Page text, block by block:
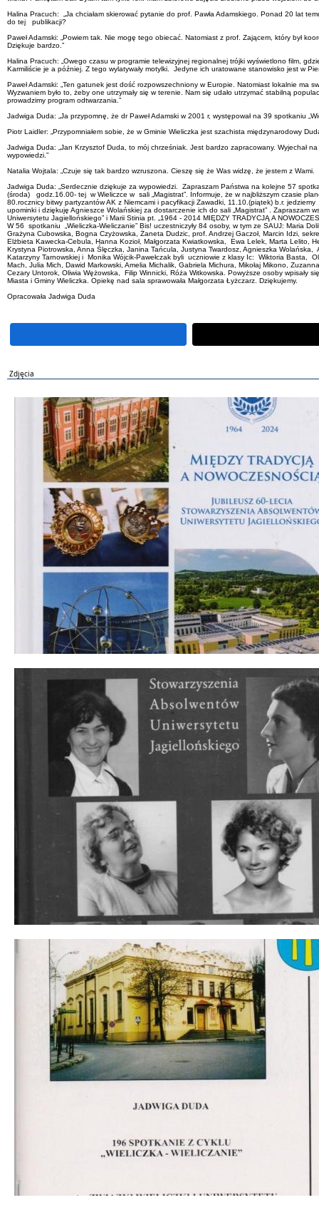
Halina Pracuch: „Ja chciałam skierować pytanie do prof. Pawła Adamskiego. Ponad 20 lat
do tej publikacji?
Paweł Adamski: „Powiem tak. Nie mogę tego obiecać. Natomiast z prof. Zającem, który był
Dziękuje bardzo.”
Halina Pracuch: „Owego czasu w programie telewizyjnej regionalnej trójki wyświetlono film,
Karmiliście je a później. Z tego wylatywały motylki. Jedyne ich uratowane stanowisko jest w
Paweł Adamski: „Ten gatunek jest dość rozpowszechniony w Europie. Natomiast lokalnie
Wyzwaniem było to, żeby one utrzymały się w terenie. Nam się udało utrzymać stabilną
prowadzimy program odtwarzania.”
Jadwiga Duda: „Ja przypomnę, że dr Paweł Adamski w 2001 r, występował na 39 spotkaniu
Piotr Laidler: „Przypomniałem sobie, że w Gminie Wieliczka jest szachista międzynarodowy
Jadwiga Duda: „Jan Krzysztof Duda, to mój chrześniak. Jest bardzo zapracowany. Wyjechał
wypowiedzi.”
Natalia Wojtala: „Czuje się tak bardzo wzruszona. Cieszę się że Was widzę, że jestem z
Jadwiga Duda: „Serdecznie dziękuje za wypowiedzi. Zapraszam Państwa na kolejne 57
(środa) godz.16.00- tej w Wieliczce w sali „Magistrat”. Informuje, że w najbliższym czasie
80.rocznicy bitwy partyzantów AK z Niemcami i pacyfikacji Zawadki, 11.10.(piątek) b.r.
upominki i dziękuję Agnieszce Wolańskiej za dostarczenie ich do sali „Magistrat” . Zapraszam
Uniwersytetu Jagiellońskiego” i Marii Stinia pt. „1964 - 2014 MIĘDZY TRADYCJĄ A
W 56 spotkaniu „Wieliczka-Wieliczanie” Bis! uczestniczyły 84 osoby, w tym ze SAUJ: Maria
Grażyna Cubowska, Bogna Czyżowska, Żaneta Dudzic, prof. Andrzej Gaczoł, Marcin Idzi,
Elżbieta Kawecka-Cebula, Hanna Kozioł, Małgorzata Kwiatkowska, Ewa Lelek, Marta Lelito,
Krystyna Piotrowska, Anna Ślęczka, Janina Tańcula, Justyna Twardosz, Agnieszka
Katarzyny Tarnowskiej i Monika Wójcik-Pawełczak byli uczniowie z klasy Ic: Wiktoria Basta,
Mach, Julia Mich, Dawid Markowski, Amelia Michalik, Gabriela Michura, Mikołaj Mikono,
Cezary Untorok, Oliwia Wężowska, Filip Winnicki, Róża Witkowska. Powyższe osoby wpisały
Miasta i Gminy Wieliczka. Opiekę nad sala sprawowała Małgorzata Łyżczarz. Dziękujemy.
Opracowała Jadwiga Duda
Zdjęcia